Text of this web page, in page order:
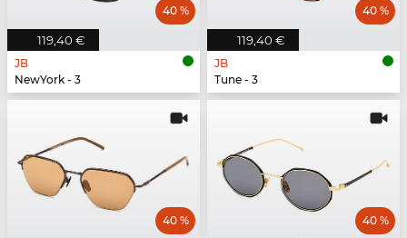
119,40 €
40 %
JB
NewYork - 3
119,40 €
40 %
JB
Tune - 3
40 % 40 %